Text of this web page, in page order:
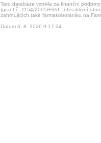
Tato databáze vznikla za finanční
(grant č. 1154/2005/F3/d: Interaktivní
zahrnujících také farmakobotaniku na
Datum 6. 8. 2026 9:17:24